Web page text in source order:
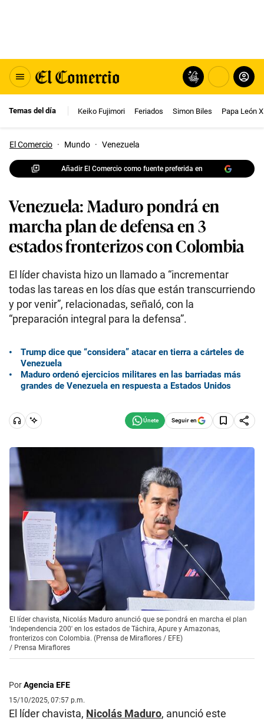
Temas del día Keiko Fujimori Feriados Simon Biles Papa León
El Comercio · Mundo · Venezuela
Añadir El Comercio como fuente preferida en
Venezuela: Maduro pondrá en
marcha plan de defensa en 3
estados fronterizos con Colombia
El líder chavista hizo un llamado a “incrementar
todas las tareas en los días que están transcurriendo
y por venir”, relacionadas, señaló, con la
“preparación integral para la defensa”.
Trump dice que “considera” atacar en tierra a cárteles de
Venezuela
Maduro ordenó ejercicios militares en las barriadas más
grandes de Venezuela en respuesta a Estados Unidos
Seguir en
El líder chavista, Nicolás Maduro anunció que se pondrá en marcha el plan
'Independencia 200' en los estados de Táchira, Apure y Amazonas,
fronterizos con Colombia. (Prensa de Miraflores / EFE)
/ Prensa Miraflores
PorAgencia EFE
15/10/2025, 07:57 p.m.
El líder chavista, Nicolás Maduro, anunció este